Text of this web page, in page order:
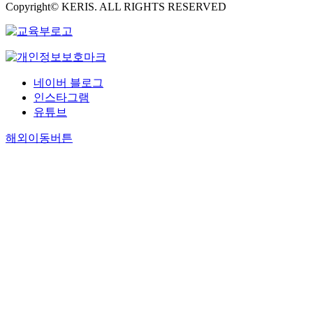
Copyright© KERIS. ALL RIGHTS RESERVED
네이버 블로그
인스타그램
유튜브
해외이동버튼